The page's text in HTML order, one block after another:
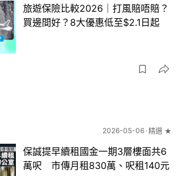
旅遊保險比較2026｜打風賠唔賠？
買邊間好？8大優惠低至$2.1日起
2026-05-06 精選 ★
保誠提早續租國金一期3層樓面共6
萬呎 市傳月租830萬、呎租140元